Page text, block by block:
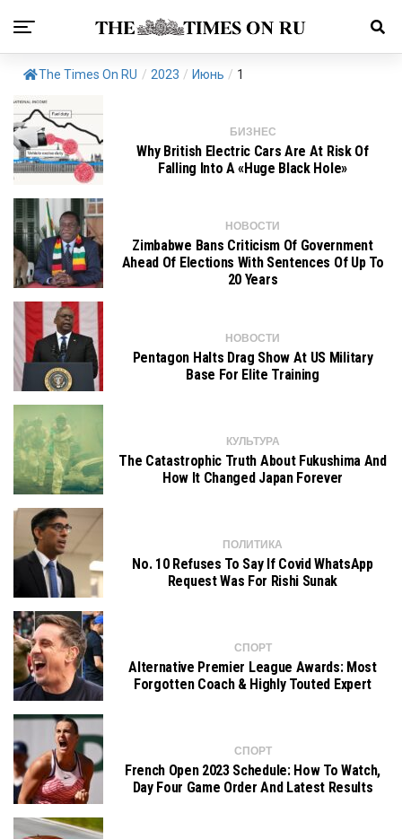
The Times On RU / 2023 / Июнь / 1
БИЗНЕС
Why British Electric Cars Are At Risk Of
Falling Into A «huge Black Hole»
НОВОСТИ
Zimbabwe Bans Criticism Of Government
Ahead Of Elections With Sentences Of Up To
20 Years
НОВОСТИ
Pentagon Halts Drag Show At US Military
Base For Elite Training
КУЛЬТУРА
The Catastrophic Truth About Fukushima And
How It Changed Japan Forever
ПОЛИТИКА
No. 10 Refuses To Say If Covid WhatsApp
Request Was For Rishi Sunak
СПОРТ
Alternative Premier League Awards: Most
Forgotten Coach & Highly Touted Expert
СПОРТ
French Open 2023 Schedule: How To Watch,
Day Four Game Order And Latest Results